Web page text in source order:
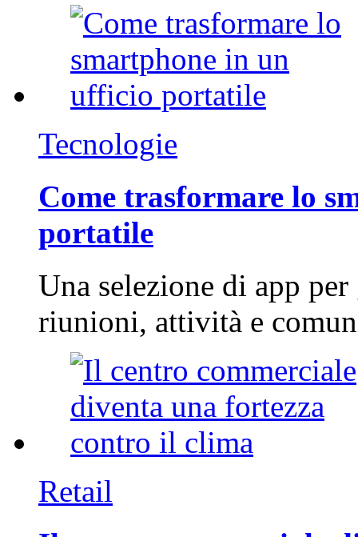
Tecnologie
Come trasformare lo
portatile
Una selezione di app
riunioni, attività e
Retail